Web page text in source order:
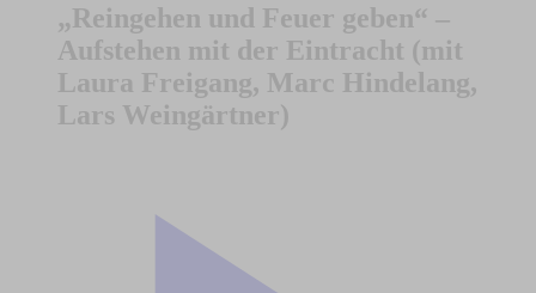
„Reingehen und Feuer geben“ –
Aufstehen mit der Eintracht (mit
Laura Freigang, Marc Hindelang,
Lars Weingärtner)